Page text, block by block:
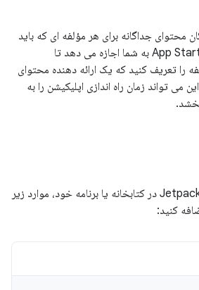
محتوای جداگانه برای هر مؤلفه ای که باید
مقداردهی اولیه کنید، App Startup به شما اجازه می دهد تا
را تعریف کنید که یک ارائه دهنده محتوای
می تواند زمان راه اندازی اپلیکیشن را به
برای استفاده از Jetpack Startup در کتابخانه یا برنامه خود، موارد زیر